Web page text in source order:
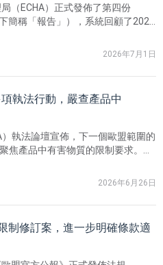
（ECHA）正式發佈了第四份
簡稱「報告」），系統回顧了2021
2026年7月1日
執法行動，嚴查產品中
執法論壇宣佈，下一個歐盟範圍的
焦產品中有害物質的限制要求。此
2026年6月26日
制修訂案，進一步明確條款適